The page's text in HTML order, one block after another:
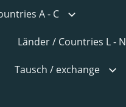
A - C
Länder / Countries L - N
Tausch / exchange